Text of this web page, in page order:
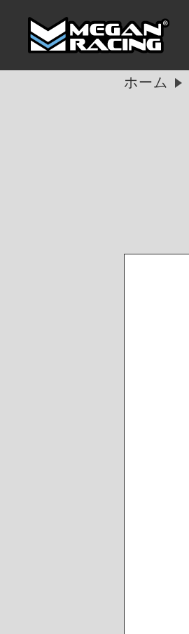
ホーム